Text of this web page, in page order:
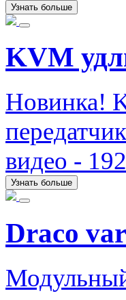
Узнать больше
KVM
Новинка!
видео -
Узнать больше
Draco